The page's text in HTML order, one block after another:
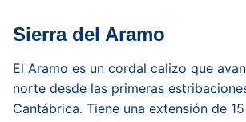
Sierra del Aramo
El Aramo es un cordal calizo que
norte desde las primeras
Cantábrica. Tiene una extensión de